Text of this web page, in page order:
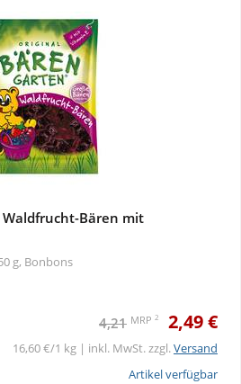
Bären mit
g, Bonbons
4,21 MRP 2 2,49 €
16,60 €/1 kg | inkl. MwSt. zzgl.Versand
Artikel verfügbar